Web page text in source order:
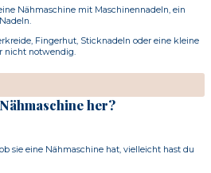
Nähmaschine mit Maschinennadeln, ein
Fingerhut, Sticknadeln oder eine kleine
nicht notwendig.
her?
sie eine Nähmaschine hat, vielleicht hast du